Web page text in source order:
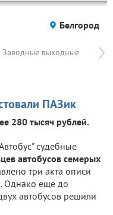
Белгород
Заводные выходные
ПАЗик
280 тысяч рублей.
судебные
автобусов семерых
три акта описи
Однако еще до
автобусов решили